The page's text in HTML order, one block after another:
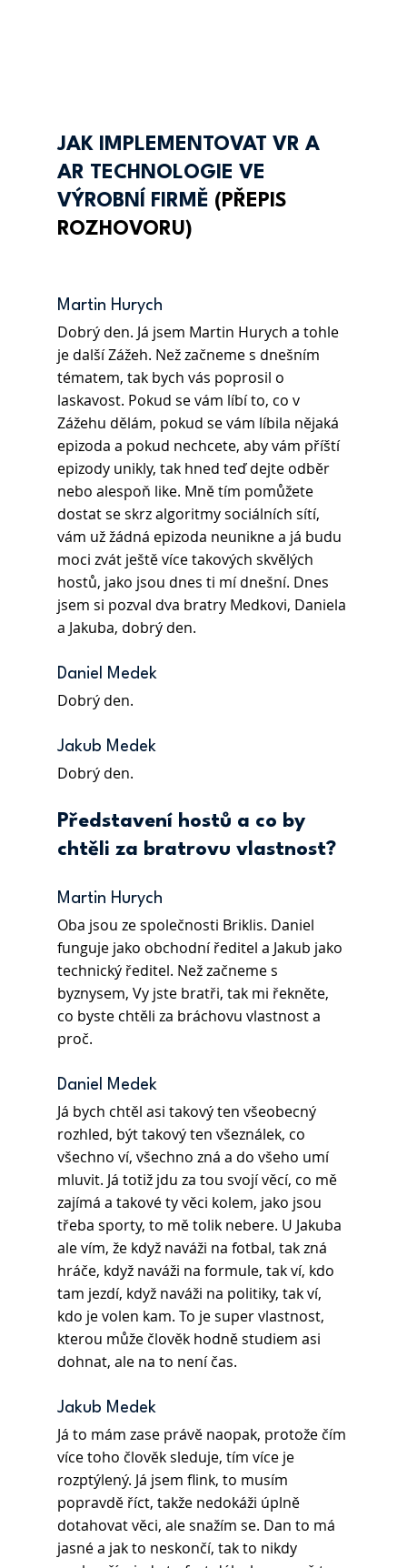
JAK IMPLEMENTOVAT VR A
AR TECHNOLOGIE VE
VÝROBNÍ FIRMĚ (PŘEPIS
ROZHOVORU)
Martin Hurych
Dobrý den. Já jsem Martin Hurych a tohle
je další Zážeh. Než začneme s dnešním
tématem, tak bych vás poprosil o
laskavost. Pokud se vám líbí to, co v
Zážehu dělám, pokud se vám líbila nějaká
epizoda a pokud nechcete, aby vám příští
epizody unikly, tak hned teď dejte odběr
nebo alespoň like. Mně tím pomůžete
dostat se skrz algoritmy sociálních sítí,
vám už žádná epizoda neunikne a já budu
moci zvát ještě více takových skvělých
hostů, jako jsou dnes ti mí dnešní. Dnes
jsem si pozval dva bratry Medkovi, Daniela
a Jakuba, dobrý den.
Daniel Medek
Dobrý den.
Jakub Medek
Dobrý den.
Představení hostů a co by
chtěli za bratrovu vlastnost?
Martin Hurych
Oba jsou ze společnosti Briklis. Daniel
funguje jako obchodní ředitel a Jakub jako
technický ředitel. Než začneme s
byznysem, Vy jste bratři, tak mi řekněte,
co byste chtěli za bráchovu vlastnost a
proč.
Daniel Medek
Já bych chtěl asi takový ten všeobecný
rozhled, být takový ten všeználek, co
všechno ví, všechno zná a do všeho umí
mluvit. Já totiž jdu za tou svojí věcí, co mě
zajímá a takové ty věci kolem, jako jsou
třeba sporty, to mě tolik nebere. U Jakuba
ale vím, že když naváži na fotbal, tak zná
hráče, když naváži na formule, tak ví, kdo
tam jezdí, když naváži na politiky, tak ví,
kdo je volen kam. To je super vlastnost,
kterou může člověk hodně studiem asi
dohnat, ale na to není čas.
Jakub Medek
Já to mám zase právě naopak, protože čím
více toho člověk sleduje, tím více je
rozptýlený. Já jsem flink, to musím
popravdě říct, takže nedokáži úplně
dotahovat věci, ale snažím se. Dan to má
jasné a jak to neskončí, tak to nikdy